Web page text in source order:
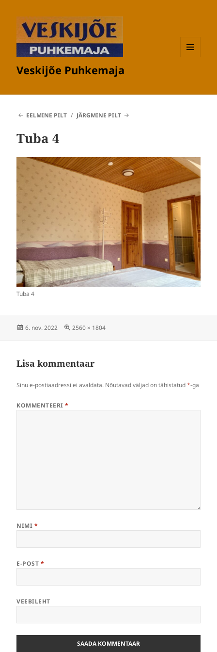
Veskijõe Puhkemaja
EELMINE PILT JÄRGMINE PILT
Tuba 4
Tuba 4
Postitatud
6. nov. 2022 Täissuuruses
2560 × 1804
Lisa kommentaar
Sinu e-postiaadressi ei avaldata. Nõutavad väljad on tähistatud*-ga
KOMMENTEERI*
NIMI *
E-POST *
VEEBILEHT